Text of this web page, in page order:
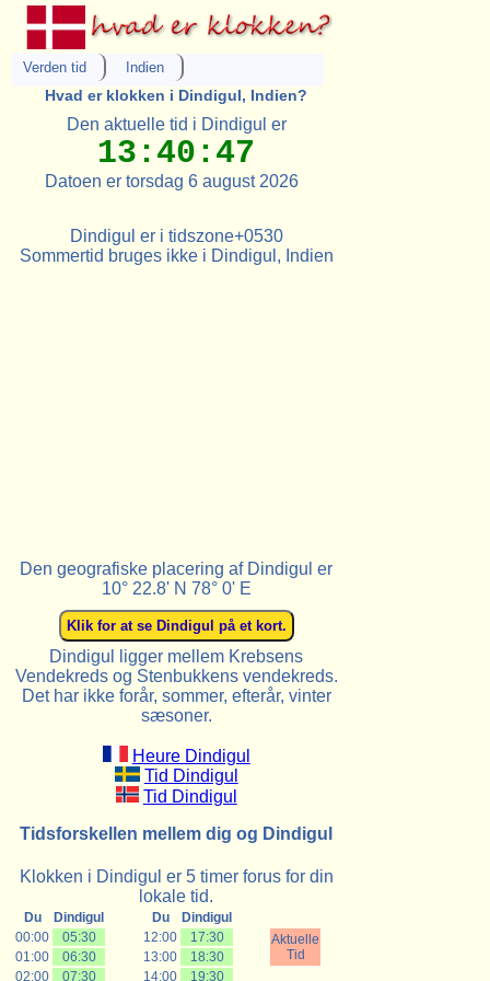
Verden tid Indien
Hvad er klokken i Dindigul, Indien?
Den aktuelle tid i Dindigul er
13:40:47
Datoen er torsdag 6 august 2026
Dindigul er i tidszone+0530
Sommertid bruges ikke i Dindigul, Indien
Den geografiske placering af Dindigul er
10° 22.8' N 78° 0' E
Dindigul ligger mellem Krebsens
Vendekreds og Stenbukkens vendekreds.
Det har ikke forår, sommer, efterår, vinter
sæsoner.
Heure Dindigul
Tid Dindigul
Tid Dindigul
Tidsforskellen mellem dig og Dindigul
Klokken i Dindigul er 5 timer forus for din
lokale tid.
Du Dindigul Du
Dindigul
00:00
05:30 12:00 17:30
Aktuelle
Tid
01:00 06:30 13:00
18:30
02:00
07:30 14:00 19:30